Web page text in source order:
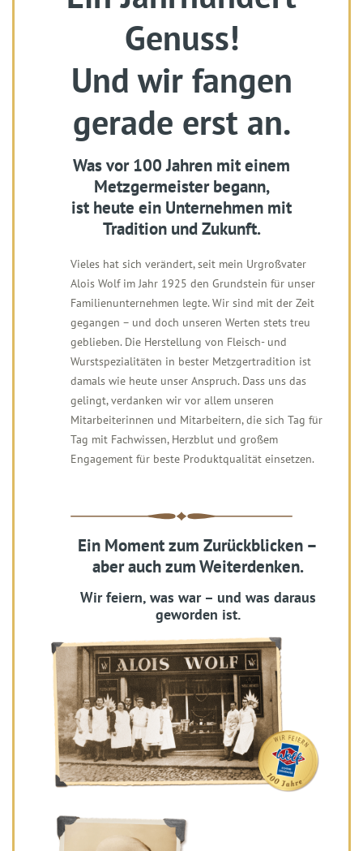
Genuss!
Und wir fangen
gerade erst an.
Was vor 100 Jahren mit einem
Metzgermeister begann,
ist heute ein Unternehmen mit
Tradition und Zukunft.
Vieles hat sich verändert, seit mein Urgroßvater
Alois Wolf im Jahr 1925 den Grundstein für unser
Familienunternehmen legte. Wir sind mit der Zeit
gegangen – und doch unseren Werten stets treu
geblieben. Die Herstellung von Fleisch- und
Wurstspezialitäten in bester Metzgertradition ist
damals wie heute unser Anspruch. Dass uns das
gelingt, verdanken wir vor allem unseren
Mitarbeiterinnen und Mitarbeitern, die sich Tag für
Tag mit Fachwissen, Herzblut und großem
Engagement für beste Produktqualität einsetzen.
Ein Moment zum Zurückblicken –
aber auch zum Weiterdenken.
Wir feiern, was war – und was daraus
geworden ist.